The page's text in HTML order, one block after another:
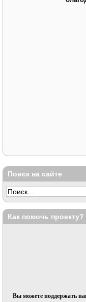
Поиск на сайте
Как помочь проекту?
Вы можете поддержать